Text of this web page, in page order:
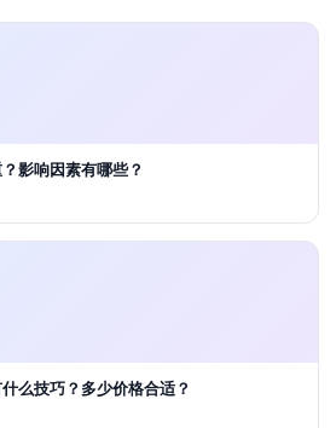
影响因素有哪些？
么技巧？多少价格合适？